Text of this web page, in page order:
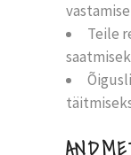
Teile